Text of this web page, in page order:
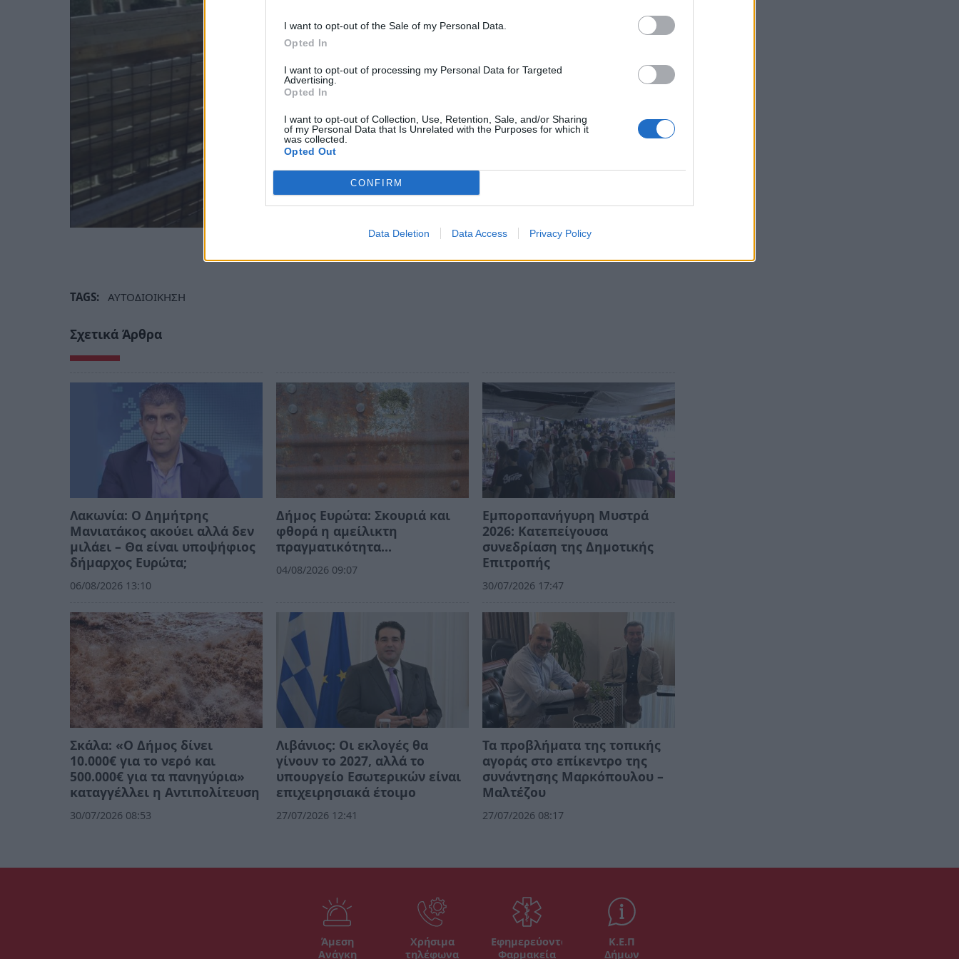
I want to opt-out of the Sale of my Personal Data.
Opted In
I want to opt-out of processing my Personal Data for Targeted
Advertising.
Opted In
I want to opt-out of Collection, Use, Retention, Sale, and/or Sharing
of my Personal Data that Is Unrelated with the Purposes for which it
was collected.
Opted Out
CONFIRM
Data Deletion Data Access Privacy Policy
φωτογραφίες
TAGS: ΑΥΤΟΔΙΟΙΚΗΣΗ
Σχετικά Άρθρα
Λακωνία: Ο Δημήτρης
Μανιατάκος ακούει αλλά δεν
μιλάει – Θα είναι υποψήφιος
δήμαρχος Ευρώτα;
06/08/2026 13:10
Δήμος Ευρώτα: Σκουριά και
φθορά η αμείλικτη
πραγματικότητα…
04/08/2026 09:07
Εμποροπανήγυρη Μυστρά
2026: Κατεπείγουσα
συνεδρίαση της Δημοτικής
Επιτροπής
30/07/2026 17:47
Σκάλα: «Ο Δήμος δίνει
10.000€ για το νερό και
500.000€ για τα πανηγύρια»
καταγγέλλει η Αντιπολίτευση
30/07/2026 08:53
Λιβάνιος: Οι εκλογές θα
γίνουν το 2027, αλλά το
υπουργείο Εσωτερικών είναι
επιχειρησιακά έτοιμο
27/07/2026 12:41
Τα προβλήματα της τοπικής
αγοράς στο επίκεντρο της
συνάντησης Μαρκόπουλου –
Μαλτέζου
27/07/2026 08:17
Άμεση
Ανάγκη
Χρήσιμα
τηλέφωνα
Εφημερεύοντα
Φαρμακεία
Κ.Ε.Π
Δήμων